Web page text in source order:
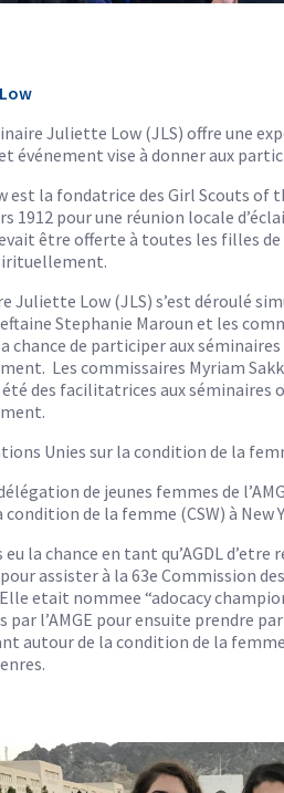
Juliette Low (JLS) offre une
événement vise à donner aux
est la fondatrice des Girl Scouts of
1912 pour une réunion locale
être offerte à toutes les filles
Juliette Low (JLS) s’est déroulé
Stephanie Maroun et les
chance de participer aux
Les commissaires Myriam
des facilitatrices aux séminaires
Unies sur la condition de la
de jeunes femmes de
de la femme (CSW) à New
eu la chance en tant qu’AGDL
assister à la 63e Commission
etait nommee “adocacy
l’AMGE pour ensuite prendre
autour de la condition de la